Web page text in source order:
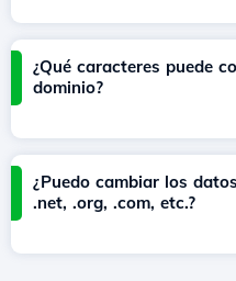
¿Qué caracteres puede
dominio?
¿Puedo cambiar los
.net, .org, .com, etc.?